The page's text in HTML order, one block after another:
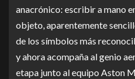
anacrónico: escribir a mano
objeto, aparentemente
de los símbolos más
y ahora acompaña al genio
etapa junto al equipo Aston